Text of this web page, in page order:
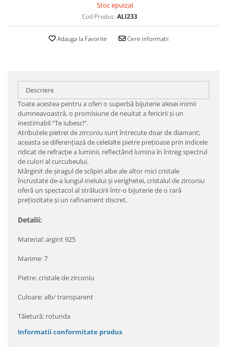
Stoc epuizat
Cod Produs: ALI233
Adauga la Favorite Cere informatii
Descriere
Toate acestea pentru a oferi o superbă bijuterie alesei inimii
dumneavoastră, o promisiune de neuitat a fericirii şi un
inestimabil “Te iubesc!”.
Atributele pietrei de zirconiu sunt întrecute doar de diamant;
aceasta se diferenţiază de celelalte pietre preţioase prin indicele
ridicat de refracţie a luminii, reflectând lumina în întreg spectrul
de culori al curcubeului.
Mărginit de şiragul de sclipiri albe ale altor mici cristale
încrustate de-a lungul inelului şi verighetei, cristalul de zirconiu
oferă un spectacol al strălucirii într-o bijuterie de o rară
preţiozitate şi un rafinament discret.
Detalii:
Material: argint 925
Marime: 7
Pietre: cristale de zirconiu
Culoare: alb/ transparent
Tăietură: rotunda
Informatii conformitate produs